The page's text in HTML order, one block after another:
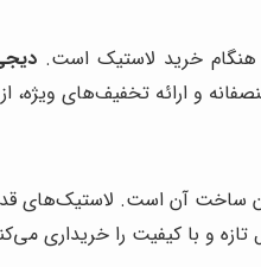
هنگام خرید لاستیک است.
و ارائه تخفیف‌های ویژه،
ساخت آن است. لاستیک‌های
و با کیفیت را خریداری